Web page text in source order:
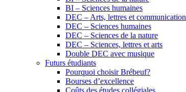
BI – Sciences humaines
DEC – Arts, lettres et communication
DEC – Sciences humaines
DEC – Sciences de la nature
DEC – Sciences, lettres et arts
Double DEC avec musique
Futurs étudiants
Pourquoi choisir Brébeuf?
Bourses d’excellence
Coûts des études collégiales